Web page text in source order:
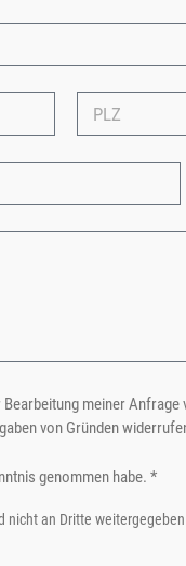
meiner
von Gründen
genommen habe. *
nicht an Dritte